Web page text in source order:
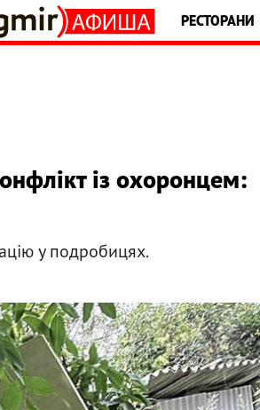
РЕСТОРАНИ
із охоронцем:
у подробицях.